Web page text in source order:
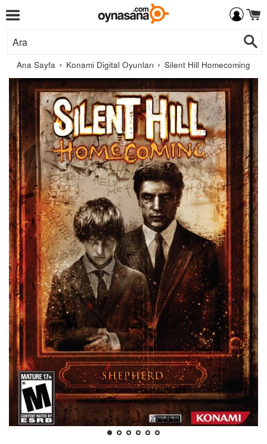
Menü
Ana Sayfa › Konami Digital Oyunları › Silent Hill Homecoming
Konami
Digital
Entertainment